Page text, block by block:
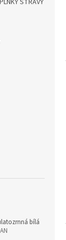
STRAVY
bílá